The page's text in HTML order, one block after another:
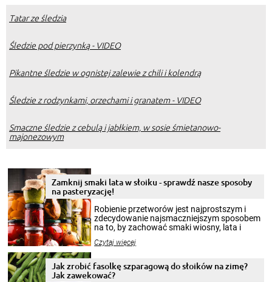
Tatar ze śledzia
Śledzie pod pierzynką - VIDEO
Pikantne śledzie w ognistej zalewie z chili i kolendrą
Śledzie z rodzynkami, orzechami i granatem - VIDEO
Smaczne śledzie z cebulą i jabłkiem, w sosie śmietanowo-
majonezowym
Zamknij smaki lata w słoiku - sprawdź nasze sposoby
na pasteryzację!
Robienie przetworów jest najprostszym i
zdecydowanie najsmaczniejszym sposobem
na to, by zachować smaki wiosny, lata i
krajobrazów, by cieszyć nimi oko w sezonie
pełni poczuć atmosferę cieplejszych
miesięcy. Przygotowanie słoików ze
Czytaj więcej
Jak zrobić fasolkę szparagową do słoików na zimę?
Jak zawekować?